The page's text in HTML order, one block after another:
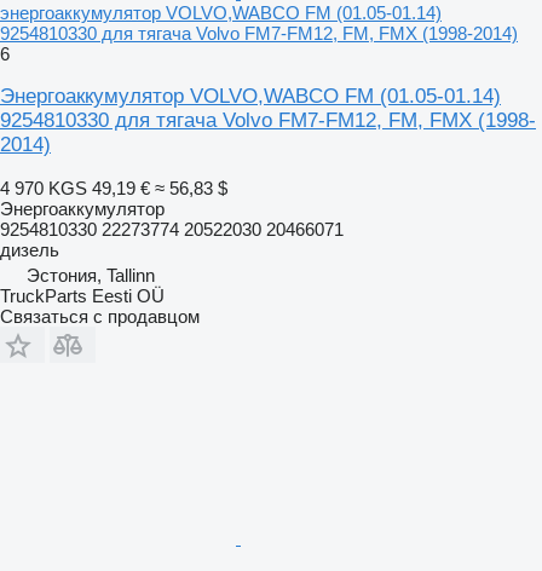
энергоаккумулятор VOLVO,WABCO FM (01.05-01.14)
9254810330 для тягача Volvo FM7-FM12, FM, FMX (1998-2014)
6
Энергоаккумулятор VOLVO,WABCO FM (01.05-01.14)
9254810330 для тягача Volvo FM7-FM12, FM, FMX (1998-
2014)
4 970 KGS 49,19 € ≈ 56,83 $
Энергоаккумулятор
9254810330 22273774 20522030 20466071
дизель
Эстония, Tallinn
TruckParts Eesti OÜ
Связаться с продавцом